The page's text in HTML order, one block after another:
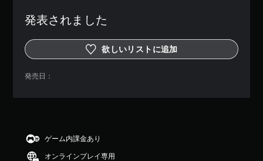
発表されました
欲しいリストに追加
発売日：
ゲーム内課金あり
オンラインプレイ専用